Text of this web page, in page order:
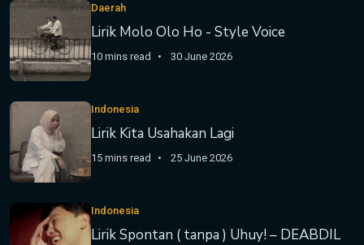
Daerah
Lirik Molo Olo Ho - Style Voice
10 mins read 30 June 2026
Indonesia
Lirik Kita Usahakan Lagi
15 mins read 25 June 2026
Indonesia
Lirik Spontan ( tanpa ) Uhuy! – DEABDIL